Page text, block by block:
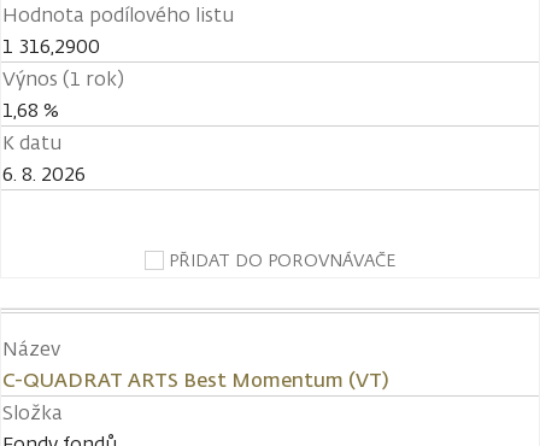
Hodnota podílového listu
1 316,2900
Výnos (1 rok)
1,68 %
K datu
6. 8. 2026
PŘIDAT DO POROVNÁVAČE
Název
C-QUADRAT ARTS Best Momentum (VT)
Složka